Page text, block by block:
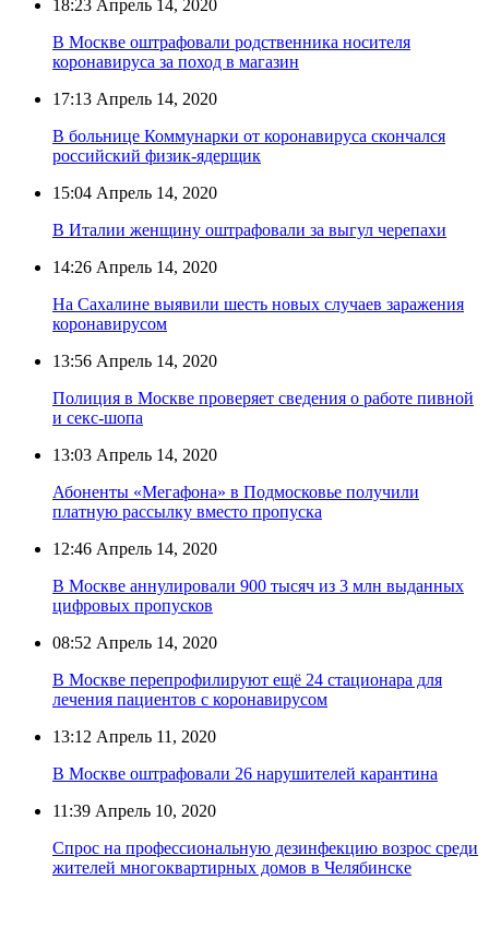
18:23 Апрель 14, 2020
В Москве оштрафовали родственника носителя
коронавируса за поход в магазин
17:13 Апрель 14, 2020
В больнице Коммунарки от коронавируса скончался
российский физик-ядерщик
15:04 Апрель 14, 2020
В Италии женщину оштрафовали за выгул черепахи
14:26 Апрель 14, 2020
На Сахалине выявили шесть новых случаев заражения
коронавирусом
13:56 Апрель 14, 2020
Полиция в Москве проверяет сведения о работе пивной
и секс-шопа
13:03 Апрель 14, 2020
Абоненты «Мегафона» в Подмосковье получили
платную рассылку вместо пропуска
12:46 Апрель 14, 2020
В Москве аннулировали 900 тысяч из 3 млн выданных
цифровых пропусков
08:52 Апрель 14, 2020
В Москве перепрофилируют ещё 24 стационара для
лечения пациентов с коронавирусом
13:12 Апрель 11, 2020
В Москве оштрафовали 26 нарушителей карантина
11:39 Апрель 10, 2020
Спрос на профессиональную дезинфекцию возрос среди
жителей многоквартирных домов в Челябинске